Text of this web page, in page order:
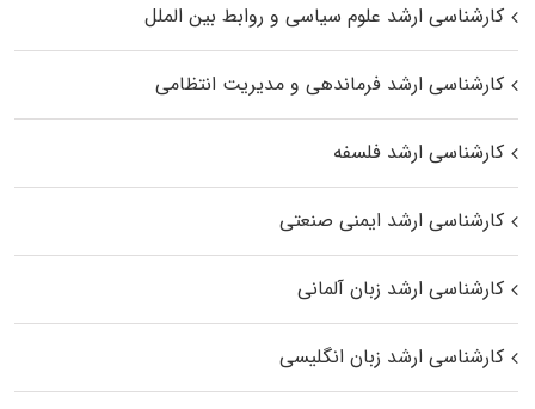
کارشناسی ارشد علوم سیاسی و روابط بین الملل
کارشناسی ارشد فرماندهی و مدیریت انتظامی
کارشناسی ارشد فلسفه
کارشناسی ارشد ایمنی صنعتی
کارشناسی ارشد زبان آلمانی
کارشناسی ارشد زبان انگلیسی